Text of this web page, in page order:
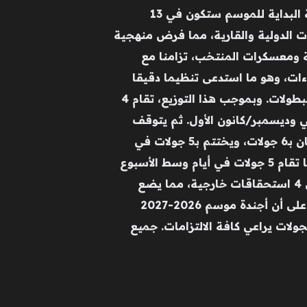
للمنافسات والجدول المبدئي لجميع أسابيع دوري روشن السعودي. ووفقا للخطة المعلنة، فإن ضربة البداية للموسم ستكون في 13
في عام كروي مليء بالارتباطات الدولية والقارية، مما فرض منهجية
إلى تخصيص 80 يوما للتوقفات الدولية ومعسكرات المنتخب، تزامنا مع
لنهائيات كأس آسيا 2027. وتم تخصيص 103 أيام لإقامة 34 جولة تشمل 306 لقاءات، وهو ما استدعى تنظيما دقيقا
يضمن استمرارية المسابقة وتكافؤ الفرص ومنح الأندية فترات استشفاء كافية، لا سيما مع تداخل البطولات. وبموجب هذا التوزيع، تقام 4
جولات في نوفمبر/تشرين الثاني وديسمبر/كانون الأول. ثم يتوقف
اللعب في يناير/كانون الثاني، ليعود في فبراير/شباط بـ3 جولات، ومارس/آذار بجولتين، ثم أبريل/نيسان بـ6 جولات، ويختتم بـ5 جولات في
مايو. ومن المنتظر إجراء 25 جولة في نهايات الأسبوع، و4 جولات تتوزع أيامها جزئيا مع العطلات، بينما تقام 5 جولات في أيام وسط الأسبوع
لضيق الوقت المتاح قاريا ودوليا. وتبرز التحديات في الجزء الأخير من الموسم مع مشاركة 7 أندية في 4 استحقاقات خارجية، مما يضع
ضغطا كبيرا على مواعيد المباريات الحاسمة في الدوري والبطولات الأخرى. واختتمت الرابطة بالتأكيد على أن أجندة موسم 2026-2027
يراعي كافة الالتزامات. جميع